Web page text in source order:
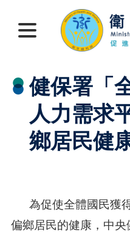
健保署「
人力需求
鄉居民健
為促使全體國民獲
偏鄉居民的健康，中